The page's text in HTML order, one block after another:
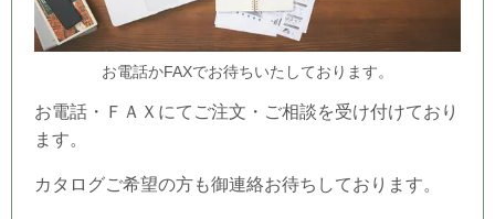
お電話かFAXでお待ちいたしております。
お電話・ＦＡＸにてご注文・ご相談を受け付けており
ます。
カタログご希望の方も御連絡お待ちしております。